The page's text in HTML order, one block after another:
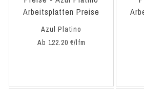
Azul Platino
Ab 122.20 €/lfm